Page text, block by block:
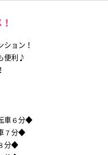
ション！
便利♪
車６分◆
７分◆
分◆